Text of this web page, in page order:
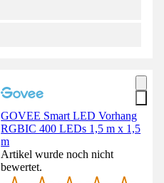
GOVEE Smart LED Vorhang
RGBIC 400 LEDs 1,5 m x 1,5
m
Artikel wurde noch nicht
bewertet.